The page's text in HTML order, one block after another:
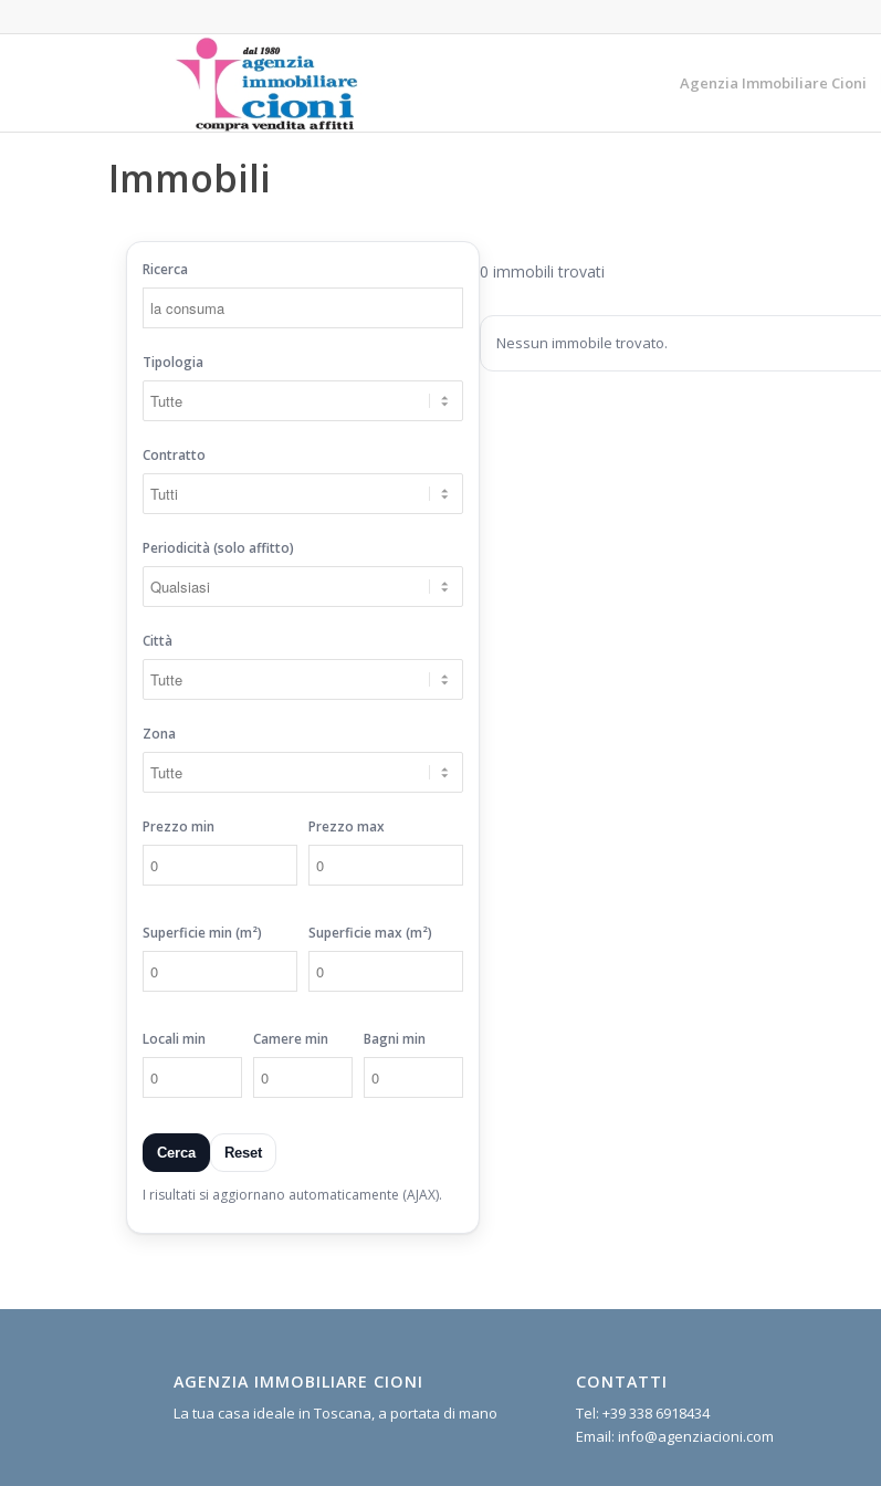
Agenzia Immobiliare Cioni
Immobili
Ricerca
Tipologia
Contratto
Periodicità (solo affitto)
Città
Zona
Prezzo min Prezzo max
Superficie min (m²) Superficie max (m²)
Locali min Camere min Bagni min
Cerca Reset
I risultati si aggiornano automaticamente (AJAX).
0 immobili trovati
Nessun immobile trovato.
AGENZIA IMMOBILIARE CIONI
La tua casa ideale in Toscana, a portata di mano
CONTATTI
Tel: +39 338 6918434
Email: info@agenziacioni.com